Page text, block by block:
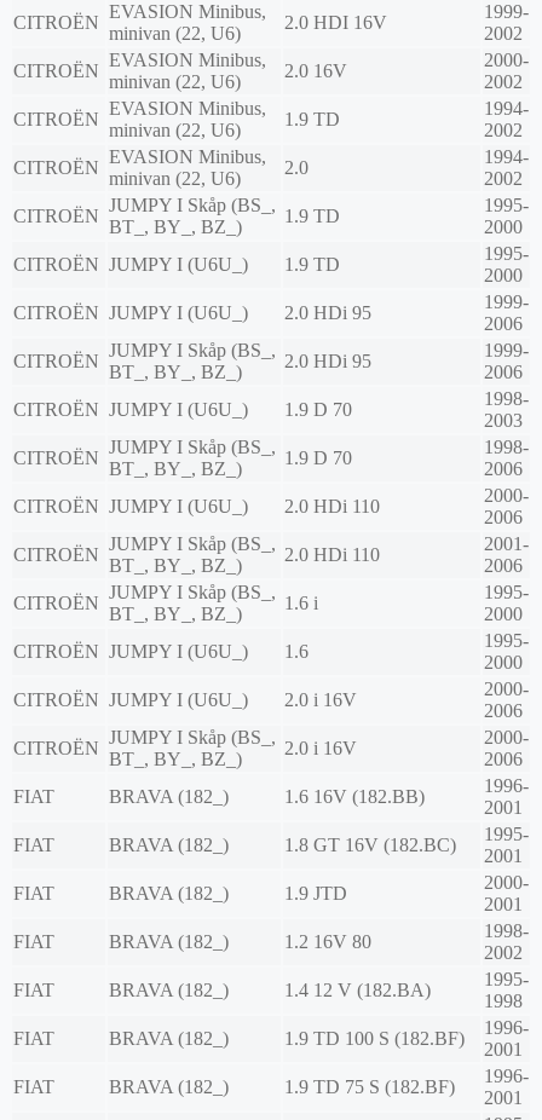
CITROËN
EVASION Minibus,
minivan (22, U6)
2.0 HDI 16V
1999-
2002
CITROËN
EVASION Minibus,
minivan (22, U6)
2.0 16V
2000-
2002
CITROËN
EVASION Minibus,
minivan (22, U6)
1.9 TD
1994-
2002
CITROËN
EVASION Minibus,
minivan (22, U6)
2.0
1994-
2002
CITROËN
JUMPY I Skåp (BS_,
BT_, BY_, BZ_)
1.9 TD
1995-
2000
CITROËN JUMPY I (U6U_) 1.9 TD
1995-
2000
CITROËN JUMPY I (U6U_) 2.0 HDi 95
1999-
2006
CITROËN
JUMPY I Skåp (BS_,
BT_, BY_, BZ_)
2.0 HDi 95
1999-
2006
CITROËN JUMPY I (U6U_) 1.9 D 70
1998-
2003
CITROËN
JUMPY I Skåp (BS_,
BT_, BY_, BZ_)
1.9 D 70
1998-
2006
CITROËN JUMPY I (U6U_) 2.0 HDi 110
2000-
2006
CITROËN
JUMPY I Skåp (BS_,
BT_, BY_, BZ_)
2.0 HDi 110
2001-
2006
CITROËN
JUMPY I Skåp (BS_,
BT_, BY_, BZ_)
1.6 i
1995-
2000
CITROËN JUMPY I (U6U_) 1.6
1995-
2000
CITROËN JUMPY I (U6U_) 2.0 i 16V
2000-
2006
CITROËN
JUMPY I Skåp (BS_,
BT_, BY_, BZ_)
2.0 i 16V
2000-
2006
FIAT
BRAVA (182_) 1.6 16V (182.BB)
1996-
2001
FIAT
BRAVA (182_) 1.8 GT 16V (182.BC)
1995-
2001
FIAT
BRAVA (182_) 1.9 JTD
2000-
2001
FIAT
BRAVA (182_) 1.2 16V 80
1998-
2002
FIAT
BRAVA (182_) 1.4 12 V (182.BA)
1995-
1998
FIAT
BRAVA (182_) 1.9 TD 100 S (182.BF)
1996-
2001
FIAT
BRAVA (182_) 1.9 TD 75 S (182.BF)
1996-
2001